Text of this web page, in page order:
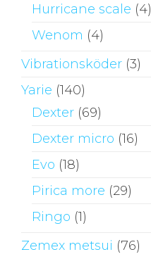
Hurricane scale (4)
Wenom (4)
Vibrationsköder (3)
Yarie (140)
Dexter (69)
Dexter micro (16)
Evo (18)
Pirica more (29)
Ringo (1)
Zemex metsui (76)